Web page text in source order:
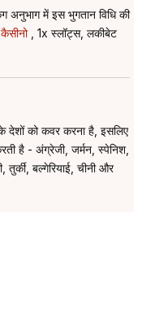
अनुभाग में इस भुगतान विधि की
, 1x स्लॉट्स, लकीबेट
देशों को कवर करना है, इसलिए
है - अंग्रेजी, जर्मन, स्पेनिश,
तुर्की, बल्गेरियाई, चीनी और